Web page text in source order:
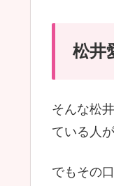
松井
そんな松
ている人
でもその